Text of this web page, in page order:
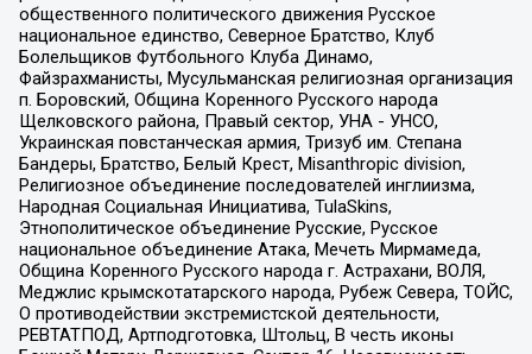
общественного политического движения Русское
национальное единство, Северное Братство, Клуб
Болельщиков Футбольного Клуба Динамо,
Файзрахманисты, Мусульманская религиозная организация
п. Боровский, Община Коренного Русского народа
Щелковского района, Правый сектор, УНА - УНСО,
Украинская повстанческая армия, Тризуб им. Степана
Бандеры, Братство, Белый Крест, Misanthropic division,
Религиозное объединение последователей инглиизма,
Народная Социальная Инициатива, TulaSkins,
Этнополитическое объединение Русские, Русское
национальное объединение Атака, Мечеть Мирмамеда,
Община Коренного Русского народа г. Астрахани, ВОЛЯ,
Меджлис крымскотатарского народа, Рубеж Севера, ТОЙС,
О противодействии экстремистской деятельности,
РЕВТАТПОД, Артподготовка, Штольц, В честь иконы